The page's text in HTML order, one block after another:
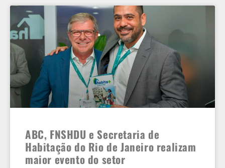
ABC, FNSHDU e Secretaria de
Habitação do Rio de Janeiro realizam
maior evento do setor